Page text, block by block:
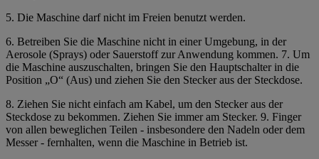
5. Die Maschine darf nicht im Freien benutzt werden.
6. Betreiben Sie die Maschine nicht in einer Umgebung, in der
Aerosole (Sprays) oder Sauerstoff zur Anwendung kommen. 7. Um
die Maschine auszuschalten, bringen Sie den Hauptschalter in die
Position „O“ (Aus) und ziehen Sie den Stecker aus der Steckdose.
8. Ziehen Sie nicht einfach am Kabel, um den Stecker aus der
Steckdose zu bekommen. Ziehen Sie immer am Stecker. 9. Finger
von allen beweglichen Teilen - insbesondere den Nadeln oder dem
Messer - fernhalten, wenn die Maschine in Betrieb ist.